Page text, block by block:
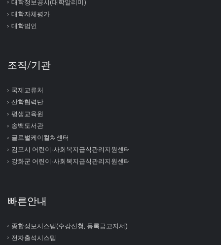
대학정보공시(대학알리미)
대학자체평가
대학법인
조직/기관
국제교류처
산학협력단
평생교육원
송백도서관
글로벌케이컬쳐센터
김포시 어린이∙사회복지급식관리지원센터
강화군 어린이∙사회복지급식관리지원센터
빠른안내
종합정보시스템(수강신청, 등록금고지서)
전자출석시스템